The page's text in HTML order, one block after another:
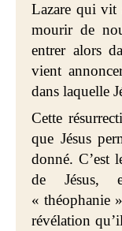
Lazare qui vit
mourir de
entrer alors
vient
dans laquelle
Cette
que Jésus
donné. C’est
de Jésus,
« théophanie
révélation